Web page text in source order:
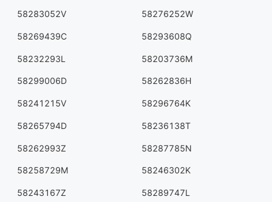
58283052V 58276252W
58269439C 58293608Q
58232293L 58203736M
58299006D 58262836H
58241215V 58296764K
58265794D 58236138T
58262993Z 58287785N
58258729M 58246302K
58243167Z 58289747L